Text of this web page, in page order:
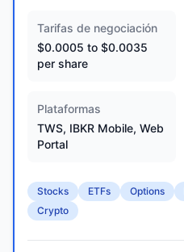
Tarifas de negociación
$0.0005 to $0.0035
per share
Plataformas
TWS, IBKR Mobile, Web
Portal
Stocks ETFs Options
Crypto